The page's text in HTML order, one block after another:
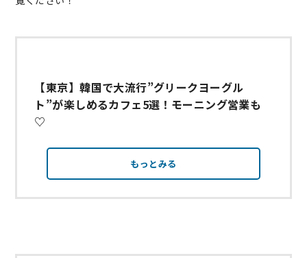
【東京】韓国で大流行”グリークヨーグル
ト”が楽しめるカフェ5選！モーニング営業も
♡
もっとみる